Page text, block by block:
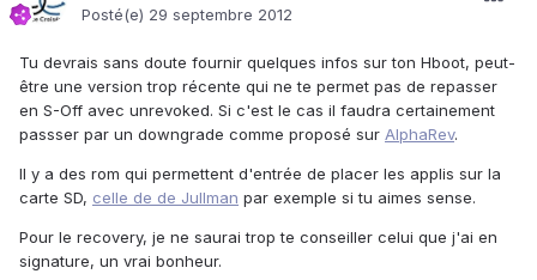
Posté(e) 29 septembre 2012
Tu devrais sans doute fournir quelques infos sur ton Hboot, peut-
être une version trop récente qui ne te permet pas de repasser
en S-Off avec unrevoked. Si c'est le cas il faudra certainement
passser par un downgrade comme proposé sur AlphaRev.
Il y a des rom qui permettent d'entrée de placer les applis sur la
carte SD, celle de de Jullman par exemple si tu aimes sense.
Pour le recovery, je ne saurai trop te conseiller celui que j'ai en
signature, un vrai bonheur.